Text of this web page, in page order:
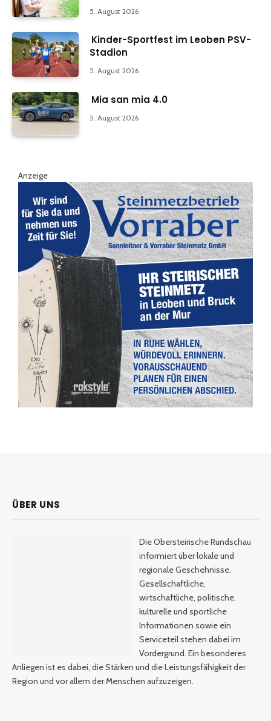
5. August 2026
Kinder-Sportfest im Leoben PSV-
Stadion
5. August 2026
Mia san mia 4.0
5. August 2026
Anzeige
ÜBER UNS
Die Obersteirische Rundschau
informiert über lokale und
regionale Geschehnisse.
Gesellschaftliche,
wirtschaftliche, politische,
kulturelle und sportliche
Informationen sowie ein
Serviceteil stehen dabei im
Vordergrund. Ein besonderes
Anliegen ist es dabei, die Stärken und die Leistungsfähigkeit der
Region und vor allem der Menschen aufzuzeigen.